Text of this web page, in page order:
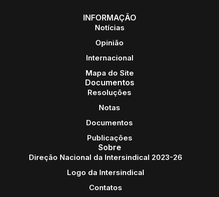
INFORMAÇÃO
Notícias
Opinião
Internacional
Mapa do Site
Documentos
Resoluções
Notas
Documentos
Publicações
Sobre
Direção Nacional da Intersindical 2023-26
Logo da Intersindical
Contatos